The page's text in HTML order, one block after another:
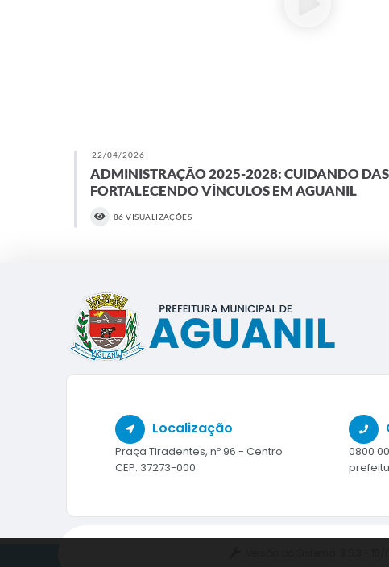
22/04/2026
ADMINISTRAÇÃO 2025-2028: CUIDANDO DAS
FORTALECENDO VÍNCULOS EM AGUANIL
86 VISUALIZAÇÕES
Localização
Praça Tiradentes, nº 96 - Centro
CEP: 37273-000
0800